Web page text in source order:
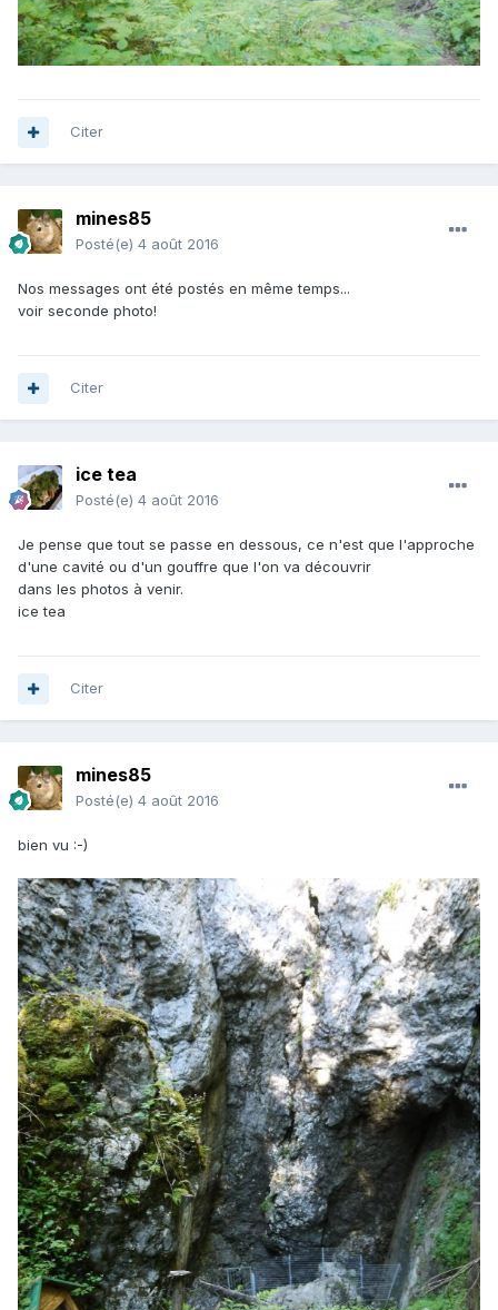
Citer
mines85
Posté(e) 4 août 2016
Nos messages ont été postés en même temps...
voir seconde photo!
Citer
ice tea
Posté(e) 4 août 2016
Je pense que tout se passe en dessous, ce n'est que l'approche
d'une cavité ou d'un gouffre que l'on va découvrir
dans les photos à venir.
ice tea
Citer
mines85
Posté(e) 4 août 2016
bien vu :-)